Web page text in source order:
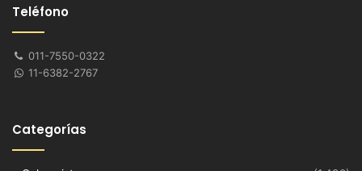
Teléfono
011-7550-0322
11-6382-2767
Categorías